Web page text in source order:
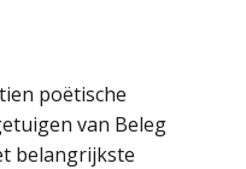
poëtische
van Beleg
belangrijkste